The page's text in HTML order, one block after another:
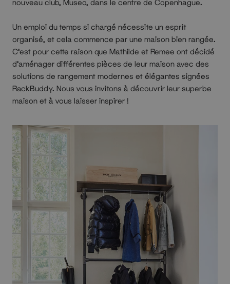
nouveau club, Museo, dans le centre de Copenhague.
Un emploi du temps si chargé nécessite un esprit
organisé, et cela commence par une maison bien rangée.
C'est pour cette raison que Mathilde et Remee ont décidé
d'aménager différentes pièces de leur maison avec des
solutions de rangement modernes et élégantes signées
RackBuddy. Nous vous invitons à découvrir leur superbe
maison et à vous laisser inspirer !